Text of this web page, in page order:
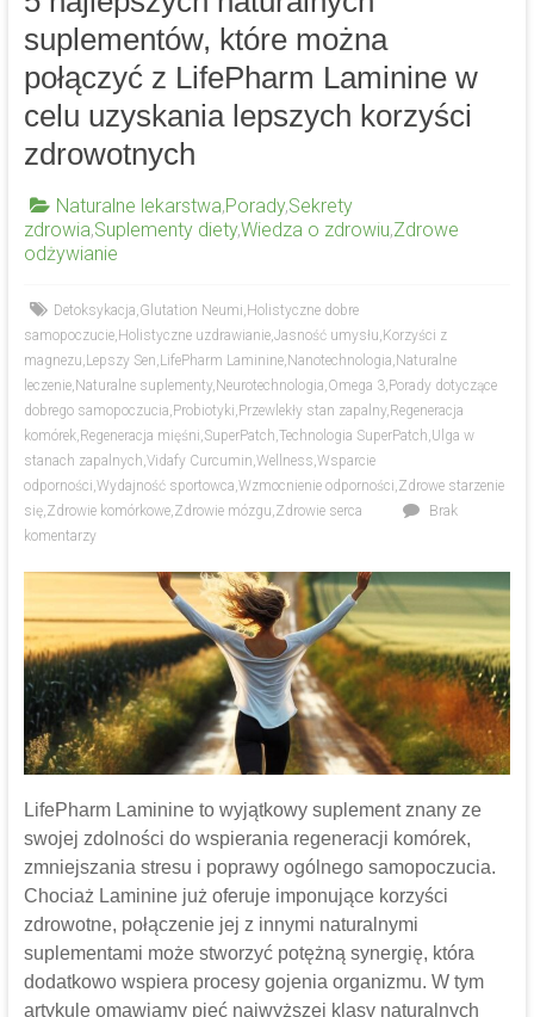
suplementów, które można
połączyć z LifePharm Laminine w
celu uzyskania lepszych korzyści
zdrowotnych
Naturalne lekarstwa,Porady,Sekrety
zdrowia,Suplementy diety,Wiedza o zdrowiu,Zdrowe
odżywianie
Detoksykacja,Glutation Neumi, Holistyczne dobre
samopoczucie, Holistyczne uzdrawianie,Jasność umysłu, Korzyści z
magnezu, Lepszy Sen, LifePharm Laminine, Nanotechnologia, Naturalne
leczenie, Naturalne suplementy, Neurotechnologia,Omega 3, Porady dotyczące
dobrego samopoczucia, Probiotyki, Przewlekły stan zapalny, Regeneracja
komórek, Regeneracja mięśni,SuperPatch,Technologia SuperPatch,Ulga w
stanach zapalnych,Vidafy Curcumin,Wellness,Wsparcie
odporności,Wydajność sportowca,Wzmocnienie odporności,Zdrowe starzenie
się,Zdrowie komórkowe,Zdrowie mózgu,Zdrowie serca
Brak
komentarzy
LifePharm Laminine to wyjątkowy suplement znany ze
swojej zdolności do wspierania regeneracji komórek,
zmniejszania stresu i poprawy ogólnego samopoczucia.
Chociaż Laminine już oferuje imponujące korzyści
zdrowotne, połączenie jej z innymi naturalnymi
suplementami może stworzyć potężną synergię, która
dodatkowo wspiera procesy gojenia organizmu. W tym
artykule omawiamy pięć najwyższej klasy naturalnych